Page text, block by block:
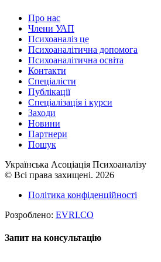
Про нас
Члени УАП
Психоаналіз це
Психоаналітична допомога
Психоаналітична освіта
Контакти
Спеціалісти
Публікації
Cпеціалізація і курси
Заходи
Новини
Партнери
Пошук
Українська Асоціація Психоаналізу
© Всі права захищені. 2026
Політика конфіденційності
Розроблено: EVRI.CO
Запит на консультацію